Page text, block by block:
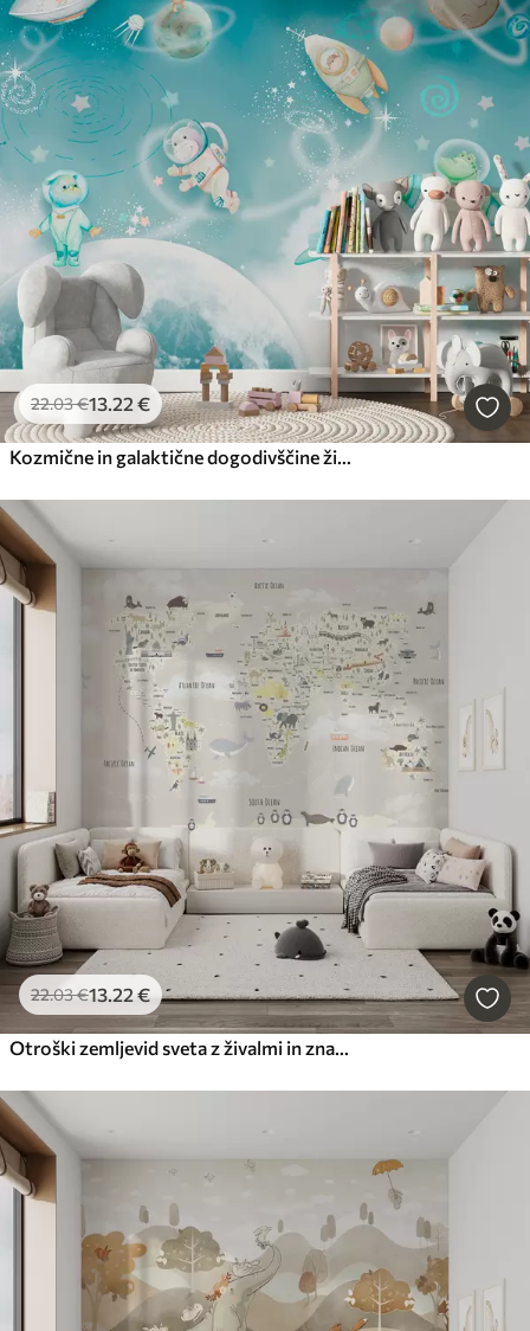
22.03€13 .22 €
22.03€13.22 €